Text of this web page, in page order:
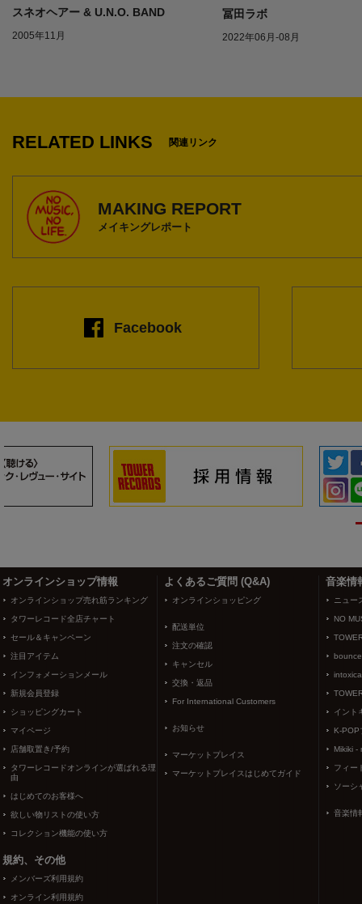
スネオヘアー & U.N.O. BAND
2005年11月
冨田ラボ
2022年06月-08月
RELATED LINKS 関連リンク
MAKING REPORT
メイキングレポート
Facebook
オンラインショップ情報
オンラインショップ売れ筋ランキング
タワーレコード全店チャート
セール＆キャンペーン
注目アイテム
インフォメーションメール
新規会員登録
ショッピングカート
マイページ
店舗取置き/予約
タワーレコードオンラインが選ばれる理
由
はじめてのお客様へ
欲しい物リストの使い方
コレクション機能の使い方
規約、その他
メンバーズ利用規約
オンライン利用規約
よくあるご質問 (Q&A)
オンラインショッピング
配送単位
注文の確認
キャンセル
交換・返品
For International Customers
お知らせ
マーケットプレイス
マーケットプレイスはじめてガイド
音楽情
ニュー
NO
bounce
イント
K-POP
Mikiki -
フィー
ソーシ
音楽情